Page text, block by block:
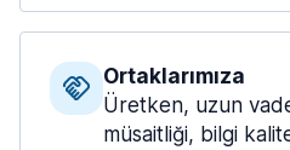
Ortaklarımıza
Üretken, uzun
müsaitliği, bilgi